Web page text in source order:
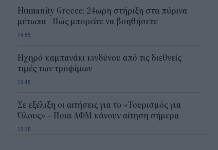
Humanity Greece: 24ωρη στήριξη στα πύρινα
μέτωπα - Πώς μπορείτε να βοηθήσετε
14:55
Ηχηρό καμπανάκι κινδύνου από τις διεθνείς
τιμές των τροφίμων
13:45
Σε εξέλιξη οι αιτήσεις για το «Τουρισμός για
Όλους» – Ποια ΑΦΜ κάνουν αίτηση σήμερα
13:15